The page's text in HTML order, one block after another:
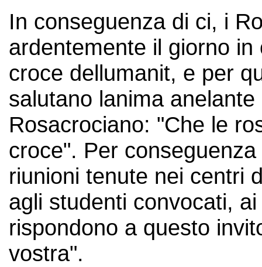
In conseguenza di ci, i
ardentemente il giorno
croce dellumanit, e per
salutano lanima
Rosacrociano: "Che le
croce". Per
riunioni tenute nei centri
agli studenti convocati,
rispondono a questo
vostra".